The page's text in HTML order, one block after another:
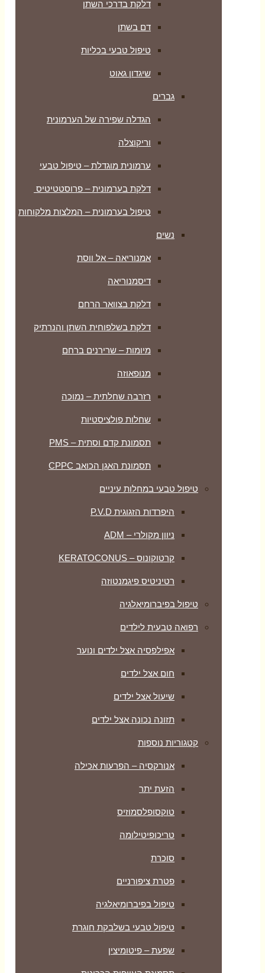
דלקת בדרכי השתן
דם בשתן
טיפול טבעי בכליות
שיגדון גאוט
גברים
הגדלה שפירה של הערמונית
וריקוצלה
ערמונית מוגדלת – טיפול טבעי
דלקת בערמונית – פרוסטטיטיס
טיפול בערמונית – המלצות מלקוחות
נשים
אמנוריאה – אל ווסת
דיסמנוריאה
דלקת בצוואר הרחם
דלקת בשלפוחית השתן והנרתיק
מיומות – שרירנים ברחם
מנופאוזה
רזרבה שחלתית – נמוכה
שחלות פולציסטיות
תסמונת קדם וסתית – PMS
תסמונת האגן הכואב CPPC
טיפול טבעי במחלות עיניים
היפרדות הזגוגית P.V.D
ניוון מקולרי – ADM
קרטוקונוס – KERATOCONUS
רטיניטיס פיגמנטוזה
טיפול בפיברומיאלגיה
רפואה טבעית לילדים
אפילפסיה אצל ילדים ונוער
חום אצל ילדים
שיעול אצל ילדים
תזונה נכונה אצל ילדים
קטגוריות נוספות
אנורקסיה – הפרעות אכילה
הזעת יתר
טוקסופלסמוזיס
טריכופיטילומה
סוכרת
פטרת ציפורניים
טיפול בפיברומיאלגיה
טיפול טבעי בשלבקת חוגרת
שפעת – פיטומיצין